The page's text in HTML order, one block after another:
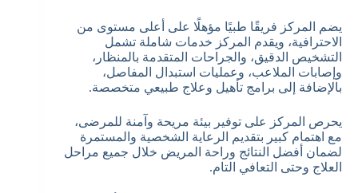
يضم المركز فريقًا طبيًا مؤهلًا على أعلى مستوى من
الاحترافية، ويقدم المركز خدمات شاملة تشمل
التشخيص الدقيق، والجراحات المتقدمة بالمنظار،
وإصابات الملاعب، وعمليات استبدال المفاصل،
بالإضافة إلى برامج تأهيل وعلاج طبيعي متخصصة.
يحرص المركز على توفير بيئة مريحة وآمنة للمرضى،
مع اهتمام كبير بتقديم الرعاية الشخصية والمستمرة
لضمان أفضل النتائج وراحة المريض خلال جميع مراحل
العلاج وحتى التعافي التام.